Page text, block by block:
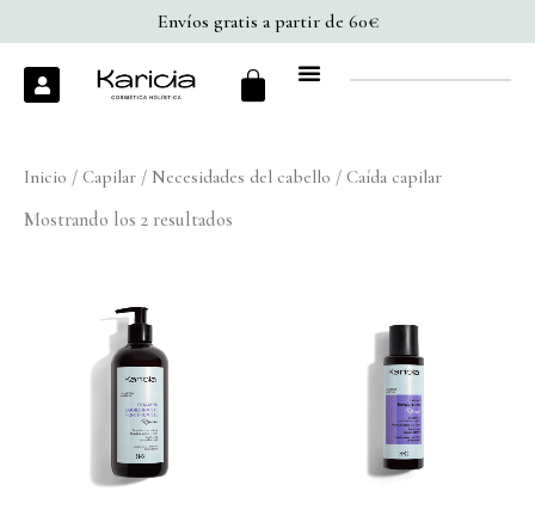
al
contenido
Envíos gratis a partir de 60€
U
s
e
Cart
Inicio / Capilar / Necesidades del cabello / Caída capilar
Mostrando los 2 resultados